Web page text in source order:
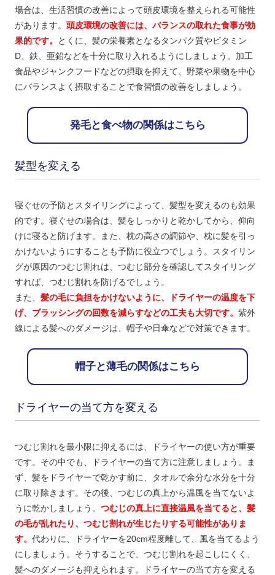
場合は、生活習慣の改善によって頭皮環境を整えられる可能性
があります。 頭皮環境の改善には、バランスの取れた食事が効
果的です。
とくに、髪の栄養素となるタンパク質やビタミン
D、鉄、亜鉛などを十分に取り入れるようにしましょう。加工
食品やジャンクフードなどの摂取を抑えて、野菜や果物を中心
にバランスよく摂取することで食習慣の改善をしましょう。
発毛と食べ物の関係はこちら
髪型を変える
寝ぐせの予防とスタイリングによって、髪型を変えるのも効果
的です。寝ぐせの場合は、髪をしっかりと乾かしてから、仰向
けに寝ると防げます。また、枕の高さの調節や、枕に髪を引っ
かけないようにすることも予防に役立つでしょう。スタイリン
グが原因のつむじ割れは、つむじ部分を確認してスタイリング
すれば、つむじ割れを防げるでしょう。
また、 髪の毛に負担をかけないように、ドライヤーの温度を下
げ、ブラッシングの回数を減らすなどの工夫も大切です。 紫外
線による髪へのダメージは、帽子や日傘などで対策できます。
帽子と薄毛の関係はこちら
ドライヤーの当て方を変える
つむじ割れを最小限に抑えるには、ドライヤーの使い方が重要
です。その中でも、ドライヤーの当て方に注意しましょう。ま
ず、髪をドライヤーで乾かす前に、タオルで余分な水分を十分
に取り除きます。その後、つむじの真上から温風を当てないよ
うに乾かしましょう。 つむじの真上に直接温風を当てると、髪
の毛が乱れたり、つむじ割れが生じたりする可能性がありま
す。 代わりに、ドライヤーを20cm程度離して、風を当てるよう
にしましょう。そうすることで、つむじ割れを起こしにくく、
髪へのダメージも抑えられます。ドライヤーの当て方を変える